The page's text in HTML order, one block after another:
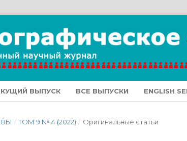
ВЫПУСК ВСЕ ВЫПУСКИ ENGLISH
/ ТОМ 9 № 4 (2022) / Оригинальные статьи